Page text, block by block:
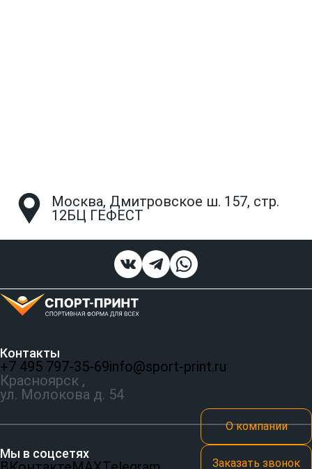
Москва, Дмитровское ш. 157, стр.
12БЦ ГЕФЕСТ
Контакты
+7 495 797‑35-69info@sport-print.ru
Красноярск ,
ул. Молокова д. 54
Мы в соцсетях
О компании
Заказать звонок